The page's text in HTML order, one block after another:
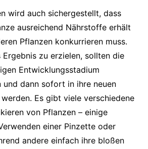
wird auch sichergestellt, dass
ausreichend Nährstoffe erhält
Pflanzen konkurrieren muss.
zu erzielen, sollten die
Entwicklungsstadium
dann sofort in ihre neuen
Es gibt viele verschiedene
von Pflanzen – einige
einer Pinzette oder
andere einfach ihre bloßen